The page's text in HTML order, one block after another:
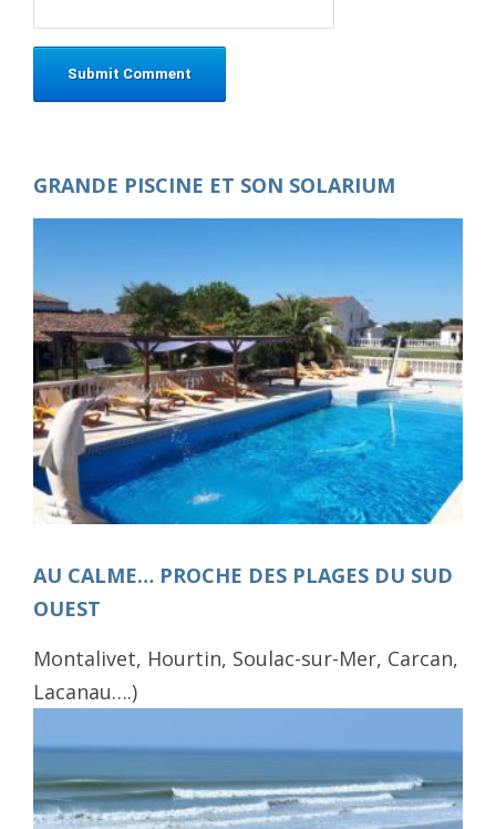
GRANDE PISCINE ET SON SOLARIUM
AU CALME… PROCHE DES PLAGES DU SUD
OUEST
Montalivet, Hourtin, Soulac-sur-Mer, Carcan,
Lacanau….)